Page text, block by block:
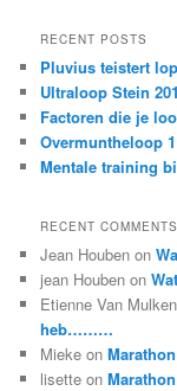
r
h
RECENT POSTS
Pluvius teistert
Ultraloop Stein
Factoren die je
Overmuntheloop
Mentale training
RECENT COMMENTS
Jean Houben on
jean Houben on
Etienne Van
heb………
Mieke on
lisette on